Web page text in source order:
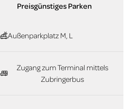
Preisgünstiges Parken
Außenparkplatz M, L
Zugang zum Terminal mittels
Zubringerbus